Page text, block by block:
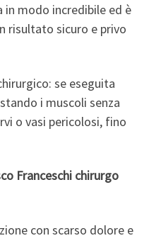
modo incredibile ed è
risultato sicuro e privo
se eseguita
i muscoli senza
o vasi pericolosi, fino
Franceschi chirurgo
con scarso dolore e